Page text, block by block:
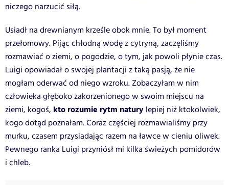
niczego narzucić siłą.
Usiadł na drewnianym krześle obok mnie. To był moment
przełomowy. Pijąc chłodną wodę z cytryną, zaczęliśmy
rozmawiać o ziemi, o pogodzie, o tym, jak powoli płynie czas.
Luigi opowiadał o swojej plantacji z taką pasją, że nie
mogłam oderwać od niego wzroku. Zobaczyłam w nim
człowieka głęboko zakorzenionego w swoim miejscu na
ziemi, kogoś, kto rozumie rytm natury lepiej niż ktokolwiek,
kogo dotąd poznałam. Coraz częściej rozmawialiśmy przy
murku, czasem przysiadając razem na ławce w cieniu oliwek.
Pewnego ranka Luigi przyniósł mi kilka świeżych pomidorów
i chleb.